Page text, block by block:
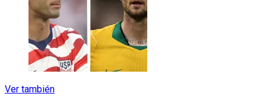
Ver también